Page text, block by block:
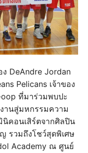
DeAndre Jordan
Pelicans เจ้าของ
ที่มาร่วมพบปะ
านสู่มหกรรมความ
คอนเสิร์ตจากศิลปิน
รวมถึงโชว์สุดพิเศษ
Academy ณ ศูนย์